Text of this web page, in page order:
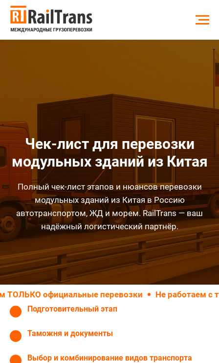
Чек-лист для перевозки
модульных зданий из Китая
Полный чек-лист этапов и нюансов перевозки
модульных зданий из Китая в Россию
автотранспортом, ЖД и морем. RailTrans — ваш
надёжный логистический партнёр.
официальные перевозки Не работаем с
Подготовительный этап
Таможня и документы
Выбор и комбинирование видов транспорта